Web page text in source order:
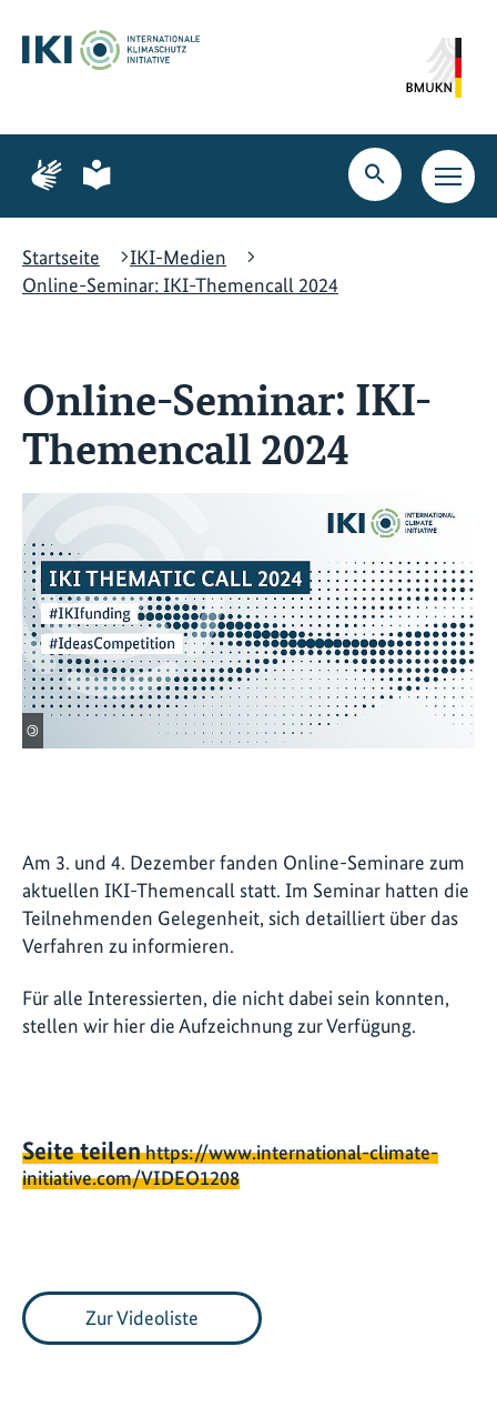
Hauptinhalt
springen
Suche
springen
Hauptnavigation
springen
Zur
Seite
Gebärdensprache
Zur
Seite
leichte
Suche
öffnen
Startseite
IKI-Medien
Online-Seminar: IKI-Themencall 2024
Online-Seminar: IKI-
Themencall 2024
©
Am 3. und 4. Dezember fanden Online-Seminare zum
aktuellen IKI-Themencall statt. Im Seminar hatten die
Teilnehmenden Gelegenheit, sich detailliert über das
Verfahren zu informieren.
Für alle Interessierten, die nicht dabei sein konnten,
stellen wir hier die Aufzeichnung zur Verfügung.
Seite teilenhttps://www.international-climate-
initiative.com/VIDEO1208
Zur Videoliste